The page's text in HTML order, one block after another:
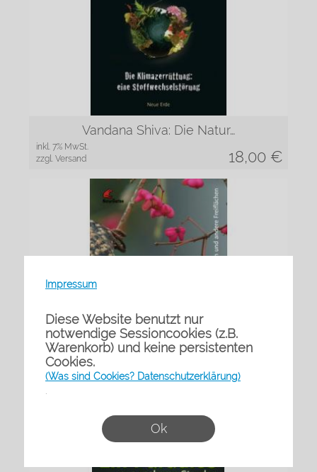
Impressum
Diese Website benutzt nur
notwendige Sessioncookies (z.B.
Warenkorb) und keine persistenten
Cookies.
(Was sind Cookies? Datenschutzerklärung)
Ok
Vandana Shiva: Die Natur…
inkl. 7% MwSt.
zzgl. Versand
18,00 €
Reinhard Witt:…